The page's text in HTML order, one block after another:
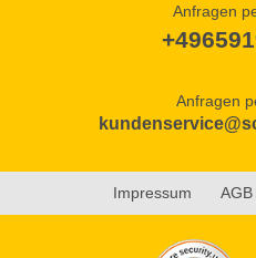
Anfragen
Anfragen
Impressum AGB